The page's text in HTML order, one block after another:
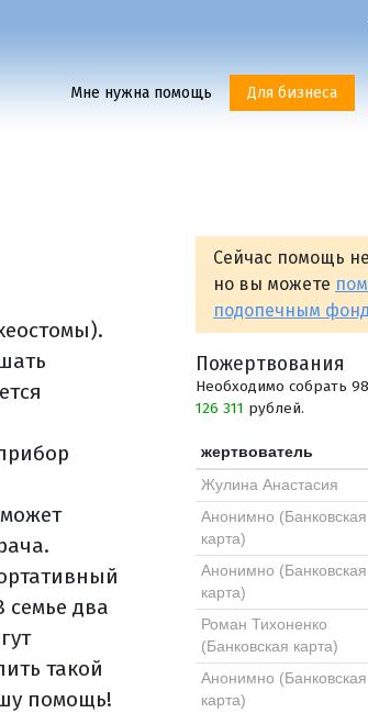
Мне нужна помощь Для бизнеса
семье два
такой
помощь!
Сейчас помощь
но вы можете
подопечным
Пожертвования
Необходимо собрать
126 311 рублей.
жертвователь
Жулина Анастасия
Анонимно (Банковская
карта)
Анонимно (Банковская
карта)
Роман Тихоненко
(Банковская карта)
Анонимно (Банковская
карта)